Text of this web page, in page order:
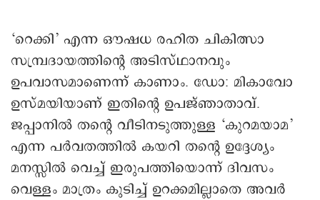
‘റെക്കി’ എന്ന ഔഷധ രഹിത ചികിത്സാ
സമ്പ്രദായത്തിന്റെ അടിസ്ഥാനവും
ഉപവാസമാണെന്ന് കാണാം. ഡോ: മികാവോ
ഉസ്മയിയാണ് ഇതിന്റെ ഉപജ്ഞാതാവ്.
ജപ്പാനിൽ തന്റെ വീടിനടുത്തുള്ള ‘കുറമയാമ’
എന്ന പർവതത്തിൽ കയറി തന്റെ ഉദ്ദേശ്യം
മനസ്സിൽ വെച്ച് ഇരുപത്തിയൊന്ന് ദിവസം
വെള്ളം മാത്രം കുടിച്ച് ഉറക്കമില്ലാതെ അവർ